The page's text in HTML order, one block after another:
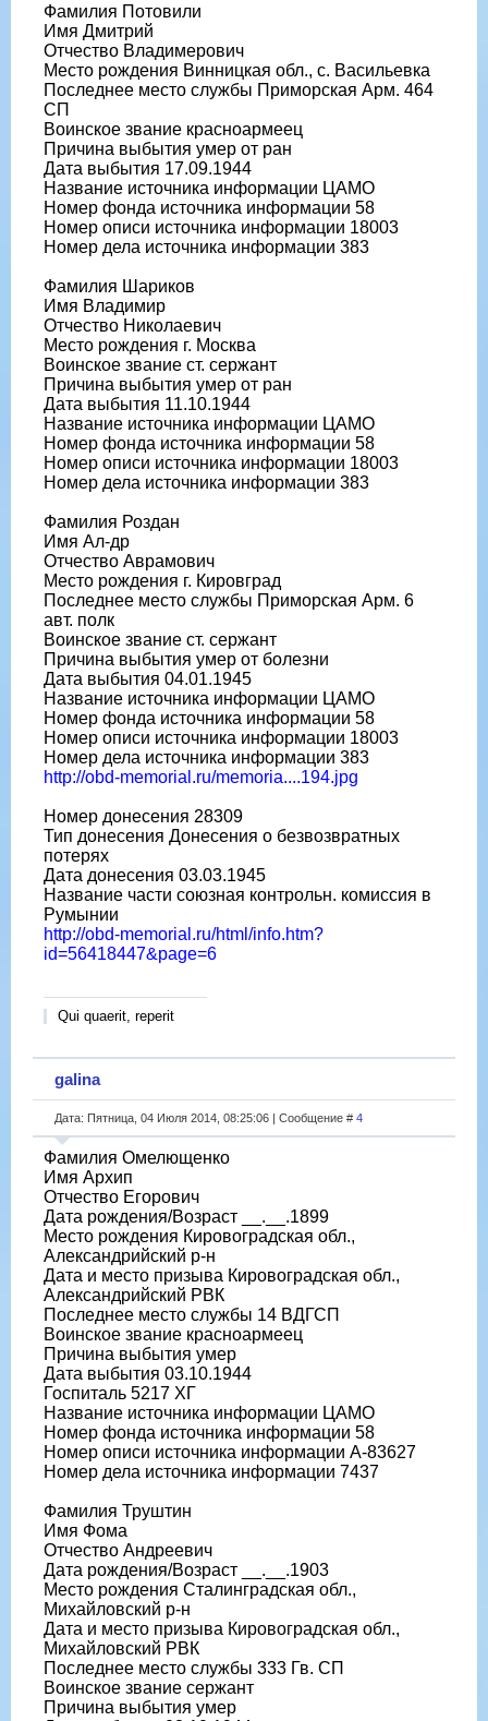
Фамилия Потовили
Имя Дмитрий
Отчество Владимерович
Место рождения Винницкая обл., с. Васильевка
Последнее место службы Приморская Арм. 464
СП
Воинское звание красноармеец
Причина выбытия умер от ран
Дата выбытия 17.09.1944
Название источника информации ЦАМО
Номер фонда источника информации 58
Номер описи источника информации 18003
Номер дела источника информации 383
Фамилия Шариков
Имя Владимир
Отчество Николаевич
Место рождения г. Москва
Воинское звание ст. сержант
Причина выбытия умер от ран
Дата выбытия 11.10.1944
Название источника информации ЦАМО
Номер фонда источника информации 58
Номер описи источника информации 18003
Номер дела источника информации 383
Фамилия Роздан
Имя Ал-др
Отчество Аврамович
Место рождения г. Кировград
Последнее место службы Приморская Арм. 6
авт. полк
Воинское звание ст. сержант
Причина выбытия умер от болезни
Дата выбытия 04.01.1945
Название источника информации ЦАМО
Номер фонда источника информации 58
Номер описи источника информации 18003
Номер дела источника информации 383
http://obd-memorial.ru/memoria....194.jpg
Номер донесения 28309
Тип донесения Донесения о безвозвратных
потерях
Дата донесения 03.03.1945
Название части союзная контрольн. комиссия в
Румынии
http://obd-memorial.ru/html/info.htm?
id=56418447&page=6
Qui quaerit, reperit
galina
Дата: Пятница, 04 Июля 2014, 08:25:06 | Сообщение # 4
Фамилия Омелющенко
Имя Архип
Отчество Егорович
Дата рождения/Возраст __.__.1899
Место рождения Кировоградская обл.,
Александрийский р-н
Дата и место призыва Кировоградская обл.,
Александрийский РВК
Последнее место службы 14 ВДГСП
Воинское звание красноармеец
Причина выбытия умер
Дата выбытия 03.10.1944
Госпиталь 5217 ХГ
Название источника информации ЦАМО
Номер фонда источника информации 58
Номер описи источника информации А-83627
Номер дела источника информации 7437
Фамилия Труштин
Имя Фома
Отчество Андреевич
Дата рождения/Возраст __.__.1903
Место рождения Сталинградская обл.,
Михайловский р-н
Дата и место призыва Кировоградская обл.,
Михайловский РВК
Последнее место службы 333 Гв. СП
Воинское звание сержант
Причина выбытия умер